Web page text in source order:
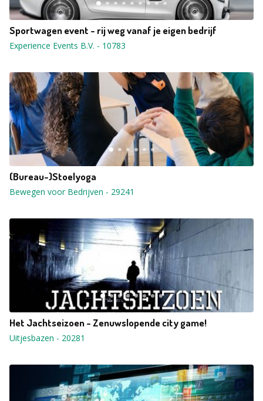
Sportwagen event - rij weg vanaf je eigen bedrijf
Experience Events B.V. - 10783
(Bureau-)Stoelyoga
Bewegen voor Bedrijven - 29241
Het Jachtseizoen - Zenuwslopende city game!
Uitjesbazen - 20281